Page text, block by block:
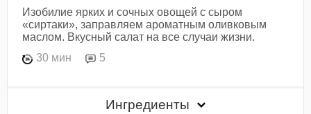
Изобилие ярких и сочных овощей с сыром
«сиртаки», заправляем ароматным оливковым
маслом. Вкусный салат на все случаи жизни.
30 мин
5
Ингредиенты